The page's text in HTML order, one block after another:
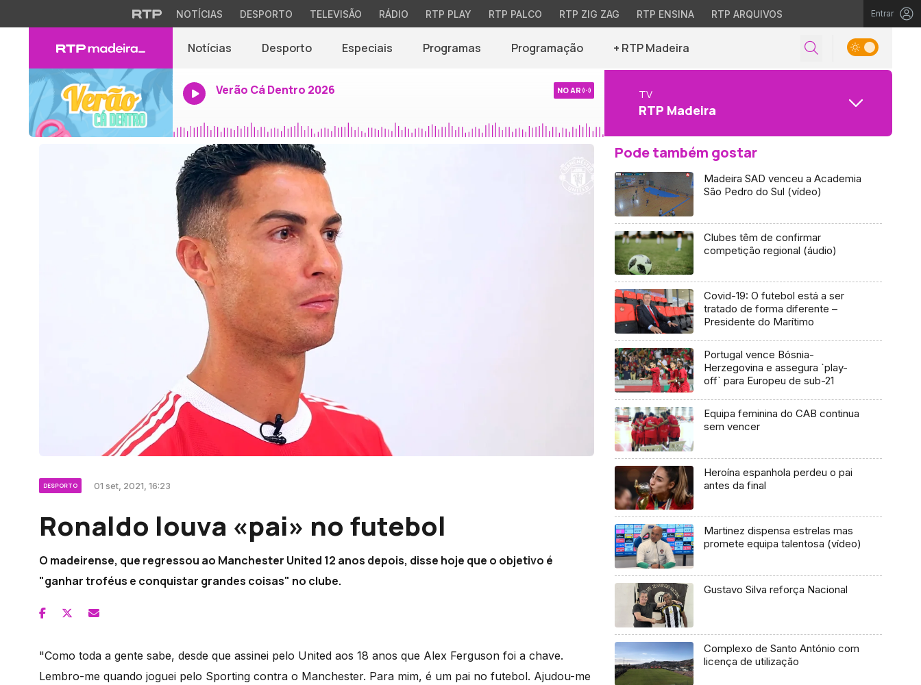
NOTÍCIAS DESPORTO TELEVISÃO RÁDIO RTP PLAY RTP PALCO RTP ZIG ZAG RTP ENSINA RTP ARQUIVOS Entrar
Notícias Desporto Especiais Programas Programação + RTP Madeira
Verão Cá Dentro 2026 NO AR TV
RTP Madeira
DESPORTO 01 set, 2021, 16:23
Ronaldo louva «pai» no futebol
O madeirense, que regressou ao Manchester United 12 anos depois, disse hoje que o objetivo é
"ganhar troféus e conquistar grandes coisas" no clube.
"Como toda a gente sabe, desde que assinei pelo United aos 18 anos que Alex Ferguson foi a chave.
Lembro-me quando joguei pelo Sporting contra o Manchester. Para mim, é um pai no futebol. Ajudou-me
Pode também gostar
Madeira SAD venceu a Academia
São Pedro do Sul (vídeo)
Clubes têm de confirmar
competição regional (áudio)
Covid-19: O futebol está a ser
tratado de forma diferente –
Presidente do Marítimo
Portugal vence Bósnia-
Herzegovina e assegura `play-
off` para Europeu de sub-21
Equipa feminina do CAB continua
sem vencer
Heroína espanhola perdeu o pai
antes da final
Martinez dispensa estrelas mas
promete equipa talentosa (vídeo)
Gustavo Silva reforça Nacional
Complexo de Santo António com
licença de utilização